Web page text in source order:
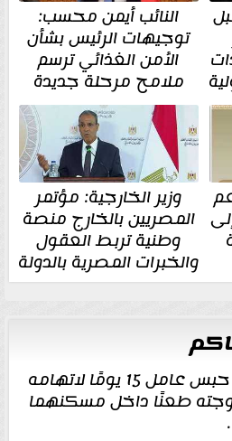
النائب أيمن محسب:
توجيهات الرئيس بشأن
الأمن الغذائي ترسم
ملامح مرحلة جديدة
وزير الخارجية: مؤتمر
المصريين بالخارج منصة
وطنية تربط العقول
والخبرات المصرية بالدولة
تجديد حبس عامل 15 يومًا لاتهامه
طعنًا داخل مسكنهما